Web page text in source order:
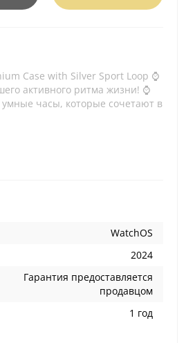
Case with Silver Sport Loop ⌚
активного ритма жизни! ⌚
часы, которые сочетают в
WatchOS
2024
Гарантия предоставляется
продавцом
1 год